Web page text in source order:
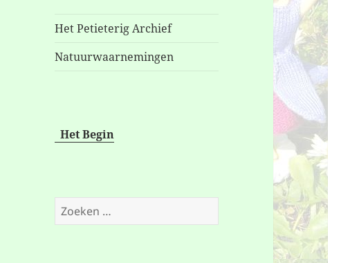
Het Petieterig Archief
Natuurwaarnemingen
Het Begin
Zoeken
naar: